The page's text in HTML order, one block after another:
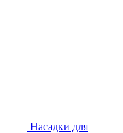
Насадки для